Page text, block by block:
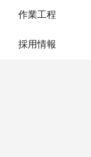
作業工程
採用情報